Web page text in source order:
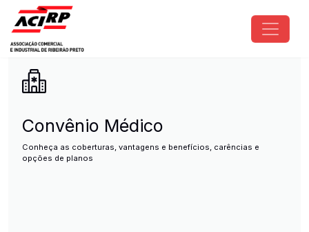
Pular para o conteúdo principal
ACIRP - Associação Comercial
Convênio Médico
Conheça as coberturas, vantagens e benefícios, carências e
opções de planos